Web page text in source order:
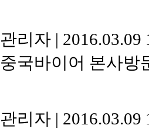
관리자 | 2016.03.09
중국바이어 본사방
관리자 | 2016.03.09